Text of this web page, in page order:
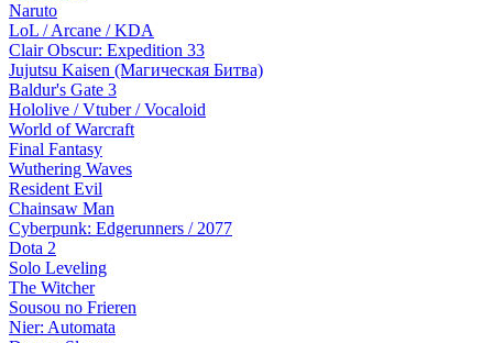
Naruto
LoL / Arcane / KDA
Clair Obscur: Expedition 33
Jujutsu Kaisen (Магическая Битва)
Baldur's Gate 3
Hololive / Vtuber / Vocaloid
World of Warcraft
Final Fantasy
Wuthering Waves
Resident Evil
Chainsaw Man
Cyberpunk: Edgerunners / 2077
Dota 2
Solo Leveling
The Witcher
Sousou no Frieren
Nier: Automata